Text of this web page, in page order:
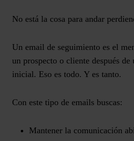
No está la cosa para andar
Un email de seguimiento es el
un prospecto o cliente después
inicial. Eso es todo. Y es tanto.
Con este tipo de emails buscas:
Mantener la comunicación